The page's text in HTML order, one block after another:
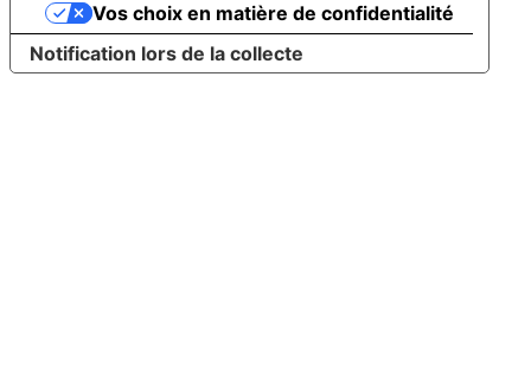
Notification lors de la collecte
Vos choix en matière de confidentialité